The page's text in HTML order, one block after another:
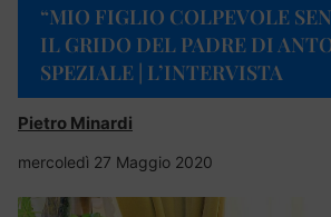
“MIO FIGLIO COLPEVOLE
IL GRIDO DEL PADRE DI
SPEZIALE | L’INTERVISTA
Pietro Minardi
mercoledì 27 Maggio 2020